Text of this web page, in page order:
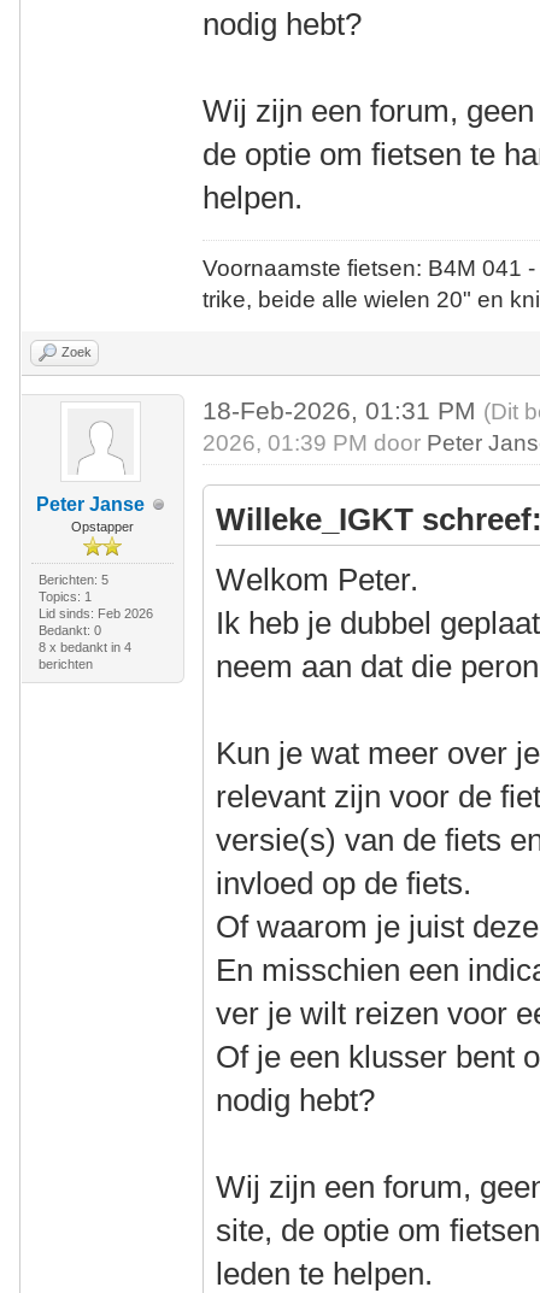
nodig hebt?
Wij zijn een forum,
de optie om fietsen te
helpen.
Voornaamste fietsen: B4M
trike, beide alle wielen 20" en
Zoek
Peter Janse
Opstapper
Berichten: 5
Topics: 1
Lid sinds: Feb 2026
Bedankt: 0
8 x bedankt in 4
berichten
18-Feb-2026, 01:31 PM (Dit
2026, 01:39 PM door Peter
Willeke_IGKT
Welkom Peter.
Ik heb je dubbel
neem aan dat die
Kun je wat meer over
relevant zijn voor de
versie(s) van de fiets
invloed op de fiets.
Of waarom je juist
En misschien een
ver je wilt reizen voor
Of je een klusser bent
nodig hebt?
Wij zijn een forum,
site, de optie om
leden te helpen.